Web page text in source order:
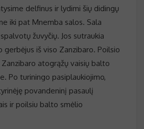
delfinus ir lydimi šių didingų
iki pat Mnemba salos. Sala
žuvyčių. Jos sutraukia
gerbėjus iš viso Zanzibaro. Poilsio
atogrąžų vaisių balto
Po turiningo pasiplaukiojimo,
povandeninį pasaulį
ir poilsiu balto smėlio